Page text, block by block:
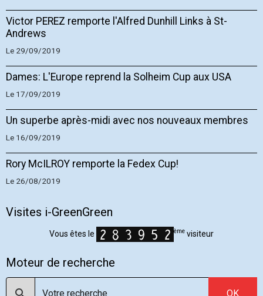
Victor PEREZ remporte l'Alfred Dunhill Links à St-
Andrews
Le 29/09/2019
Dames: L'Europe reprend la Solheim Cup aux USA
Le 17/09/2019
Un superbe après-midi avec nos nouveaux membres
Le 16/09/2019
Rory McILROY remporte la Fedex Cup!
Le 26/08/2019
Visites i-GreenGreen
Vous êtes le ème visiteur
Moteur de recherche
OK